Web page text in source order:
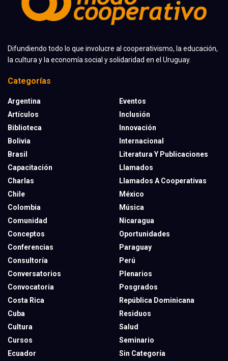
Difundiendo todo lo que involucre al cooperativismo, la educación,
la cultura y la economía social y solidaridad en el Uruguay.
Categorías
Argentina
Artículos
Biblioteca
Bolivia
Brasil
Capacitación
Charlas
Chile
Colombia
Comunidad
Conceptos
Conferencias
Consultoría
Conversatorios
Convocatoria
Costa Rica
Cuba
Cultura
Cursos
Ecuador
Eventos
Inclusión
Innovación
Internacional
Literatura Y Publicaciones
Llamados
Llamados A Cooperativas
México
Música
Nicaragua
Oportunidades
Paraguay
Perú
Plenarios
Posgrados
República Dominicana
Residuos
Salud
Seminario
Sin Categoría